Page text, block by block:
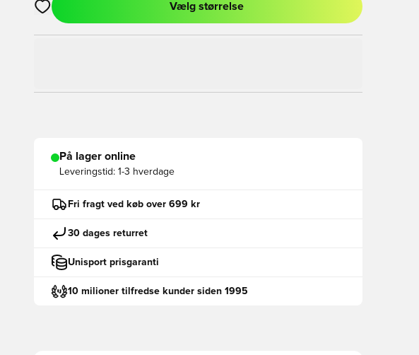
Åbner en Modal til at logge ind eller tilmelde dig som medlem
Vælg størrelse
På lager online
Leveringstid: 1-3 hverdage
Fri fragt ved køb over 699 kr
30 dages returret
Unisport prisgaranti
10 milioner tilfredse kunder siden 1995